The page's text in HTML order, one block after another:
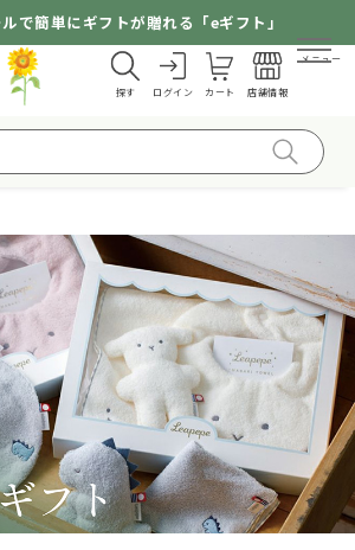
で簡単にギフトが贈れる「eギフト」
探す ログイン カート 店舗情報
メニュー